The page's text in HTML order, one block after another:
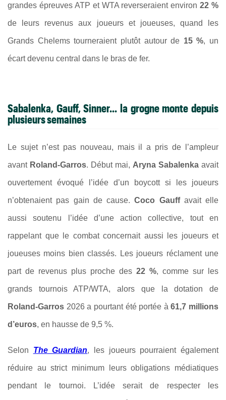
grandes épreuves ATP et WTA reverseraient environ22 %
de leurs revenus aux joueurs et joueuses, quand les
Grands Chelems tourneraient plutôt autour de 15 %, un
écart devenu central dans le bras de fer.
Sabalenka, Gauff, Sinner... la grogne monte depuis
plusieurs semaines
Le sujet n’est pas nouveau, mais il a pris de l’ampleur
avant Roland-Garros. Début mai, Aryna Sabalenka avait
ouvertement évoqué l’idée d’un boycott si les joueurs
n’obtenaient pas gain de cause.Coco Gauffavait elle
aussi soutenu l’idée d’une action collective, tout en
rappelant que le combat concernait aussi les joueurs et
joueuses moins bien classés. Les joueurs réclament une
part de revenus plus proche des 22 %, comme sur les
grands tournois ATP/WTA, alors que la dotation de
Roland-Garros 2026 a pourtant été portée à61,7 millions
d’euros, en hausse de 9,5 %.
Selon The Guardian, les joueurs pourraient également
réduire au strict minimum leurs obligations médiatiques
pendant le tournoi. L’idée serait de respecter les